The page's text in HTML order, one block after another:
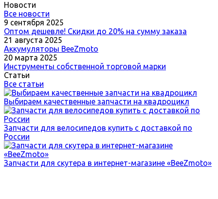
Новости
Все новости
9 сентября 2025
Оптом дешевле! Скидки до 20% на сумму заказа
21 августа 2025
Аккумуляторы BeeZmoto
20 марта 2025
Инструменты собственной торговой марки
Статьи
Все статьи
Выбираем качественные запчасти на квадроцикл
Запчасти для велосипедов купить с доставкой по
России
Запчасти для скутера в интернет-магазине «BeeZmoto»